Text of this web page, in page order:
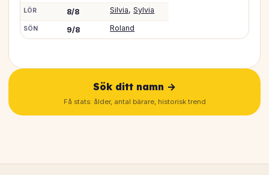
LÖR 8/8 Silvia,Sylvia
SÖN 9/8 Roland
Sök ditt namn →
Få stats: ålder, antal bärare, historisk trend